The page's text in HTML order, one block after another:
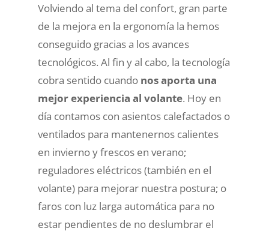
Volviendo al tema del confort, gran parte
de la mejora en la ergonomía la hemos
conseguido gracias a los avances
tecnológicos. Al fin y al cabo, la tecnología
cobra sentido cuando nos aporta una
mejor experiencia al volante. Hoy en
día contamos con asientos calefactados o
ventilados para mantenernos calientes
en invierno y frescos en verano;
reguladores eléctricos (también en el
volante) para mejorar nuestra postura; o
faros con luz larga automática para no
estar pendientes de no deslumbrar el